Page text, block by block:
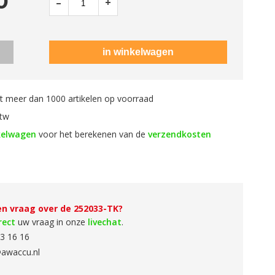
meer dan 1000 artikelen op voorraad
voor het berekenen van de verzendkosten
vraag over de 252033-TK?
uw vraag in onze livechat.
16 16